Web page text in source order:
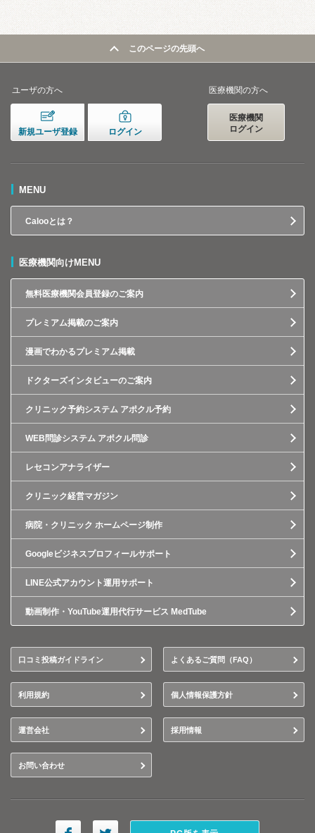
このページの先頭へ
ユーザの方へ
新規ユーザ登録 ログイン
医療機関の方へ
医療機関
ログイン
MENU
Calooとは？
医療機関向けMENU
無料医療機関会員登録のご案内
プレミアム掲載のご案内
漫画でわかるプレミアム掲載
ドクターズインタビューのご案内
クリニック予約システム アポクル予約
WEB問診システム アポクル問診
レセコンアナライザー
クリニック経営マガジン
病院・クリニック ホームページ制作
Googleビジネスプロフィールサポート
LINE公式アカウント運用サポート
動画制作・YouTube運用代行サービス MedTube
口コミ投稿ガイドライン よくあるご質問（FAQ）
利用規約 個人情報保護方針
運営会社 採用情報
お問い合わせ